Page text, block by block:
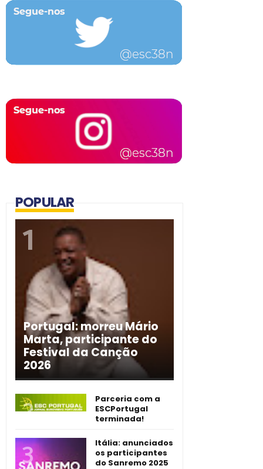
POPULAR
Portugal: morreu Mário
Marta, participante do
Festival da Canção
2026
Parceria com a
ESCPortugal
terminada!
Itália: anunciados
os participantes
do Sanremo 2025